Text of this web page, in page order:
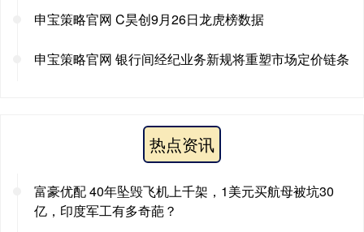
申宝策略官网 C昊创9月26日龙虎榜数据
申宝策略官网 银行间经纪业务新规将重塑市场定价链条
热点资讯
富豪优配 40年坠毁飞机上千架，1美元买航母被坑30
亿，印度军工有多奇葩？